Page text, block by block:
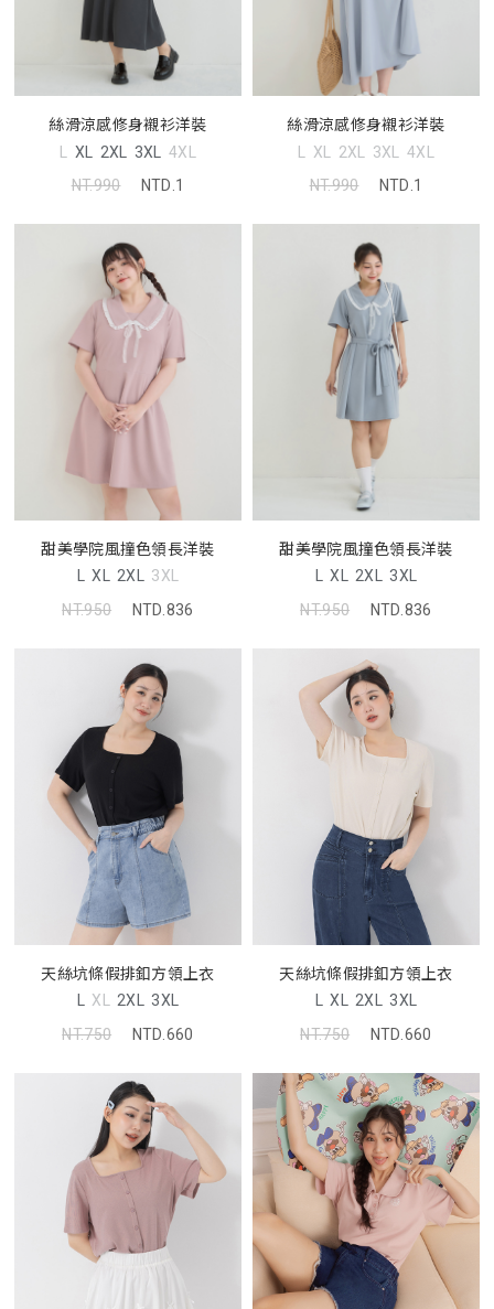
絲滑涼感修身襯衫洋裝
L XL 2XL 3XL 4XL
NT.990
NTD.1
絲滑涼感修身襯衫洋裝
L XL 2XL 3XL 4XL
NT.990
NTD.1
甜美學院風撞色領長洋裝
L XL 2XL 3XL
NT.950
NTD.836
甜美學院風撞色領長洋裝
L XL 2XL 3XL
NT.950
NTD.836
天絲坑條假排釦方領上衣
L XL 2XL 3XL
NT.750
NTD.660
天絲坑條假排釦方領上衣
L XL 2XL 3XL
NT.750
NTD.660